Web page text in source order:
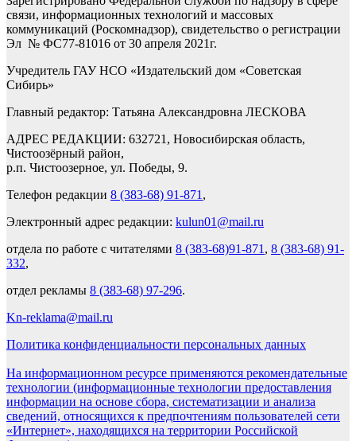
связи, информационных технологий и массовых
коммуникаций (Роскомнадзор), свидетельство о регистрации
Эл № ФС77-81016 от 30 апреля 2021г.
Учредитель ГАУ НСО «Издательский дом «Советская
Сибирь»
Главный редактор: Татьяна Александровна ЛЕСКОВА
АДРЕС РЕДАКЦИИ: 632721, Новосибирская область,
Чистоозёрный район,
р.п. Чистоозерное, ул. Победы, 9.
Телефон редакции 8 (383-68) 91-871 ,
Электронный адрес редакции: kulun01@mail.ru
отдела по работе с читателями 8 (383-68)91-871 , 8 (383-68) 91-
332,
отдел рекламы 8 (383-68) 97-296.
Kn-reklama@mail.ru
Политика конфиденциальности персональных данных
На информационном ресурсе применяются рекомендательные
технологии (информационные технологии предоставления
информации на основе сбора, систематизации и анализа
сведений, относящихся к предпочтениям пользователей сети
«Интернет», находящихся на территории Российской